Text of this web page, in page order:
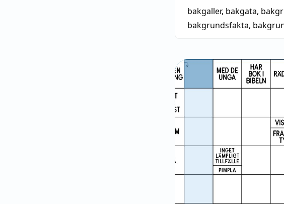
bakgaller, bakgata,
bakgrundsfakta,